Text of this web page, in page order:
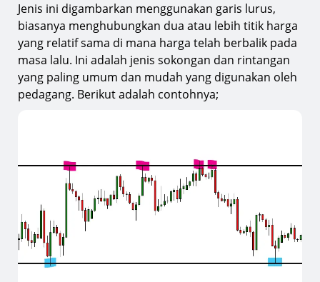
Jenis ini digambarkan menggunakan garis lurus,
biasanya menghubungkan dua atau lebih titik harga
yang relatif sama di mana harga telah berbalik pada
masa lalu. Ini adalah jenis sokongan dan rintangan
yang paling umum dan mudah yang digunakan oleh
pedagang. Berikut adalah contohnya;